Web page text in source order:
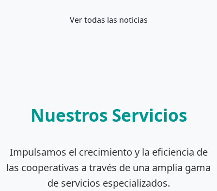
Ver todas las noticias
Nuestros Servicios
Impulsamos el crecimiento y la eficiencia de
las cooperativas a través de una amplia gama
de servicios especializados.